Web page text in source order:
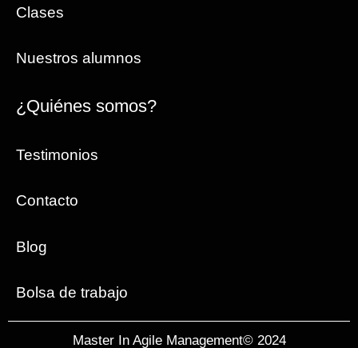
Clases
Nuestros alumnos
¿Quiénes somos?
Testimonios
Contacto
Blog
Bolsa de trabajo
Master In Agile Management© 2024